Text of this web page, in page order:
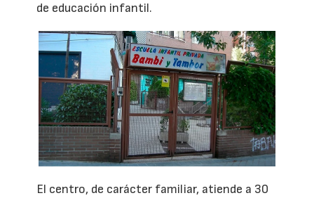
de educación infantil.
El centro, de carácter familiar, atiende a 30